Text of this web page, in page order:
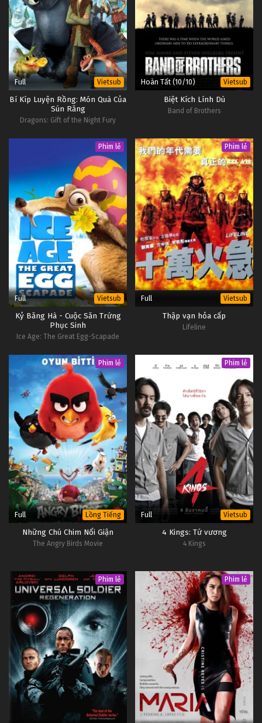
Full Vietsub
Bí Kíp Luyện Rồng: Món Quà Của
Sún Răng
Dragons: Gift of the Night Fury
Hoàn Tất (10/10) Vietsub
Biệt Kích Lính Dù
Band of Brothers
Phim lẻ
Full Vietsub
Kỷ Băng Hà - Cuộc Săn Trứng
Phục Sinh
Ice Age: The Great Egg-Scapade
Phim lẻ
Full Vietsub
Thập vạn hỏa cấp
Lifeline
Phim lẻ
Full Lồng Tiếng
Những Chú Chim Nổi Giận
The Angry Birds Movie
Phim lẻ
Full Vietsub
4 Kings: Tứ vương
4 Kings
Phim lẻ Phim lẻ